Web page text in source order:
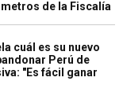
de la Fiscalía
cuál es su nuevo
Perú de
"Es fácil ganar